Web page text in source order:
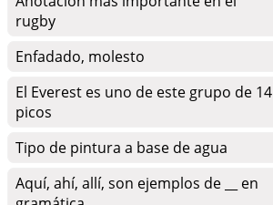
rugby
Enfadado, molesto
El Everest es uno de este grupo de 14
picos
Tipo de pintura a base de agua
Aquí, ahí, allí, son ejemplos de __ en